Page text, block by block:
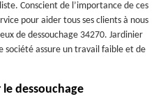
Conscient de l’importance de ces
pour aider tous ses clients à nous
de dessouchage 34270. Jardinier
assure un travail faible et de
dessouchage